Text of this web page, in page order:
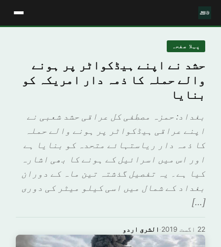
پہلا صفحہ
حشد نے اپنے ہیڈکواٹر پر ہونے
والے حملہ کا ذمہ دار امریکہ کو
بنایا
بغداد: حمزہ مصطفی کل عراقی حشد شعبی نے
اپنے عراقی ہیڈکواٹر پر ہونے والے حملہ
کا ذمہ دار ریاستہائے متحدہ کو بنایا ہے
اور اس میں اسرائیل کے ہونے کا بھی اشارہ
کیا ہے۔ یہ تفصیل گذشتہ تین ماہ کے دوران
بغداد کے شمال میں اسی کیلو میٹر کی دوری
[…]
الشرق اردو · 22 اگست 2019